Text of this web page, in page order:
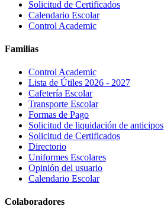
Solicitud de Certificados
Calendario Escolar
Control Academic
Familias
Control Academic
Lista de Útiles 2026 - 2027
Cafetería Escolar
Transporte Escolar
Formas de Pago
Solicitud de liquidación de anticipos
Solicitud de Certificados
Directorio
Uniformes Escolares
Opinión del usuario
Calendario Escolar
Colaboradores